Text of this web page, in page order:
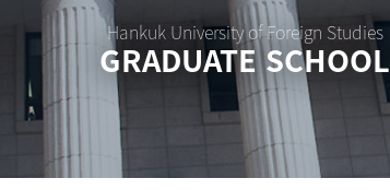
입시 공지사항
학부-대학원 연계과정
석·박사 통합 학위과정
박사후 연구과정
수업
학적
장학
외국어시험
종합시험
제 규정
Hankuk University of Foreign Studies
GRADUATE SCHOOL